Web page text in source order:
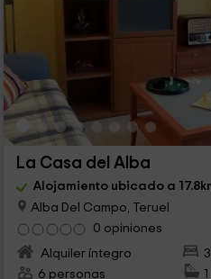
La Casa del Alba
Alojamiento ubicado a
Alba Del Campo, Teruel
0 opiniones
Alquiler íntegro
6 personas